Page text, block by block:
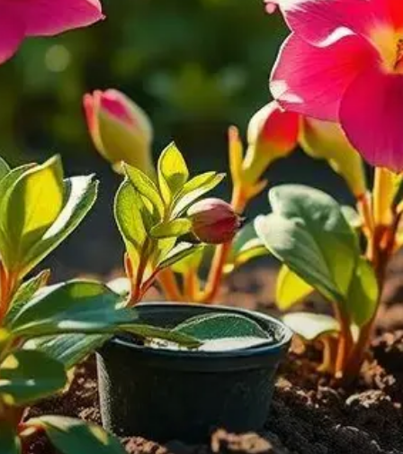
ATENCAO
O que é a rosa do deserto?
A rosa do deserto é uma suculenta famosa por sua
beleza e cores vibrantes. Ideal para climas quentes!